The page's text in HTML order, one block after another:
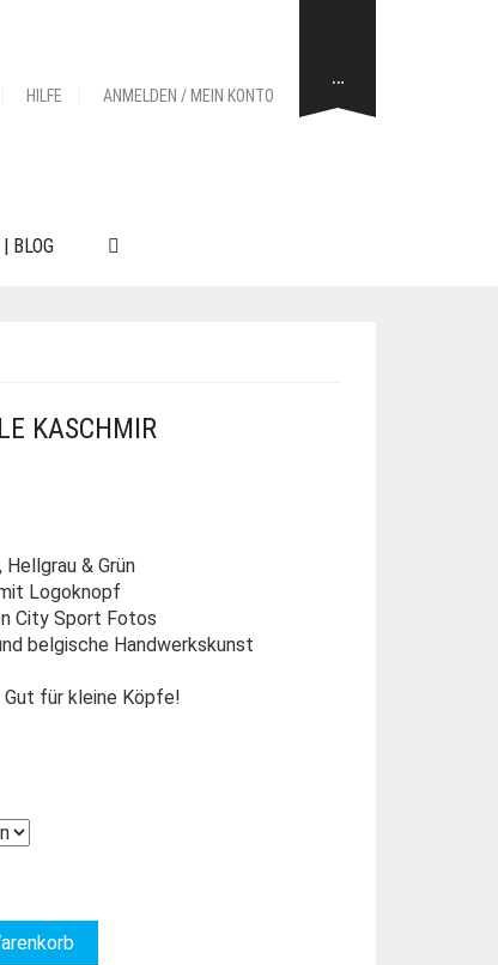
HILFE ANMELDEN / MEIN KONTO
…
BLOG
KASCHMIR
& Grün
Logoknopf
City Sport Fotos
belgische Handwerkskunst
für kleine Köpfe!